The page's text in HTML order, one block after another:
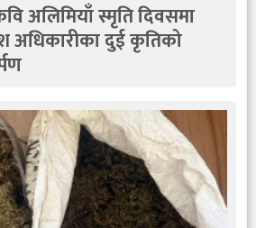
अलिमियाँ स्मृति दिवसमा
दुई कृतिको